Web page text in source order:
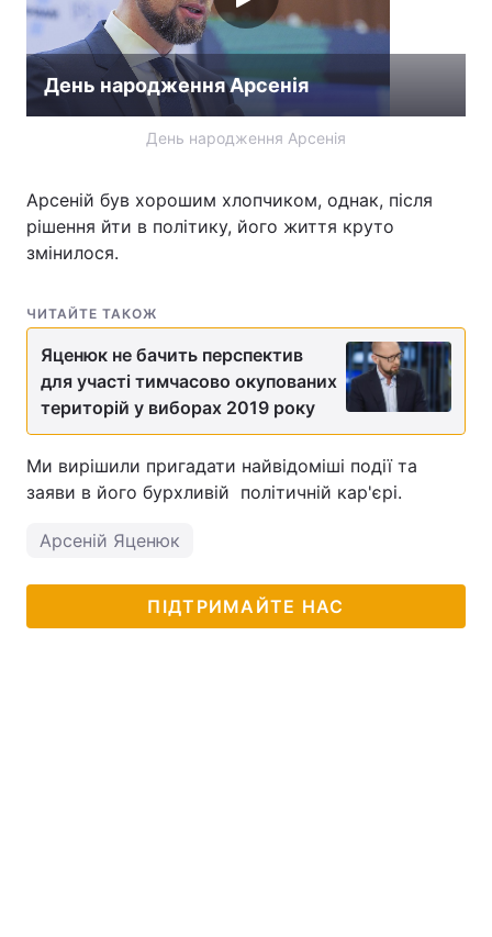
День народження Арсенія
День народження Арсенія
Арсеній був хорошим хлопчиком, однак, після
рішення йти в політику, його життя круто
змінилося.
ЧИТАЙТЕ ТАКОЖ
Яценюк не бачить перспектив
для участі тимчасово окупованих
територій у виборах 2019 року
Ми вирішили пригадати найвідоміші події та
заяви в його бурхливій політичній кар'єрі.
Арсеній Яценюк
ПІДТРИМАЙТЕ НАС